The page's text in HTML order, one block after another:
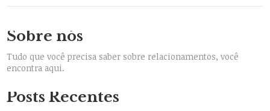
Sobre nós
Tudo que você precisa saber sobre relacionamentos, você
encontra aqui.
Posts Recentes